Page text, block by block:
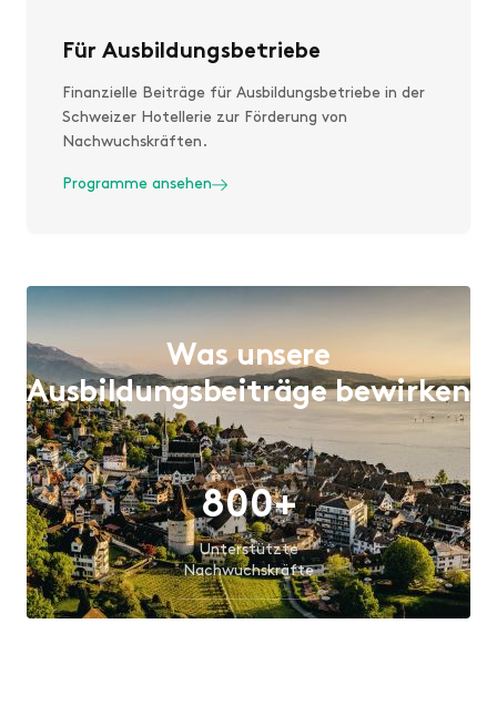
Für Ausbildungsbetriebe
Finanzielle Beiträge für Ausbildungsbetriebe in der
Schweizer Hotellerie zur Förderung von
Nachwuchskräften.
Programme ansehen
Was unsere
Ausbildungsbeiträge bewirken
800+
Unterstützte
Nachwuchskräfte